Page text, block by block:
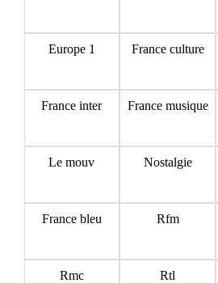
Europe 1 France culture
France inter France musique
Le mouv Nostalgie
France bleu Rfm
Rmc Rtl